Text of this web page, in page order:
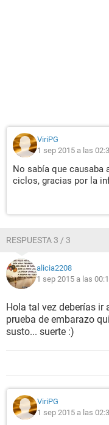
ViriPG
1 sep 2015 a las
No sabía que causaba
ciclos, gracias por la
RESPUESTA 3 / 3
alicia2208
1 sep 2015 a las
Hola tal vez deberías ir
prueba de embarazo
susto... suerte :)
ViriPG
1 sep 2015 a las